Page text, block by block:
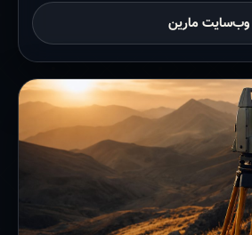
وب‌سایت مارین